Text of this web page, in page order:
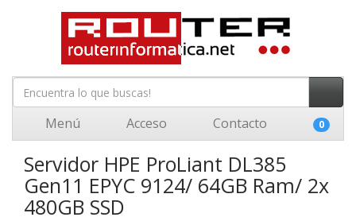
Menú Acceso Contacto 0
Servidor HPE ProLiant DL385
Gen11 EPYC 9124/ 64GB Ram/ 2x
480GB SSD